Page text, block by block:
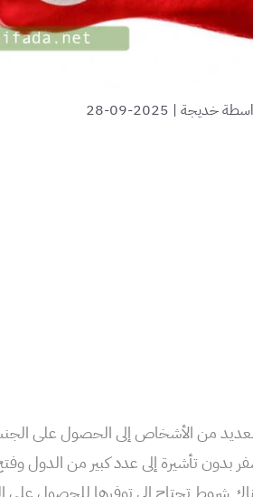
خديجة |
2025-09-28
من الأشخاص إلى الحصول على الجنسية
بدون تأشيرة إلى عدد كبير من الدول